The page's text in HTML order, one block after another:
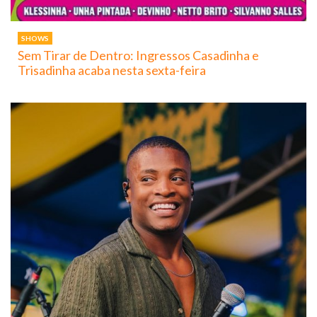
SHOWS
Sem Tirar de Dentro: Ingressos Casadinha e
Trisadinha acaba nesta sexta-feira